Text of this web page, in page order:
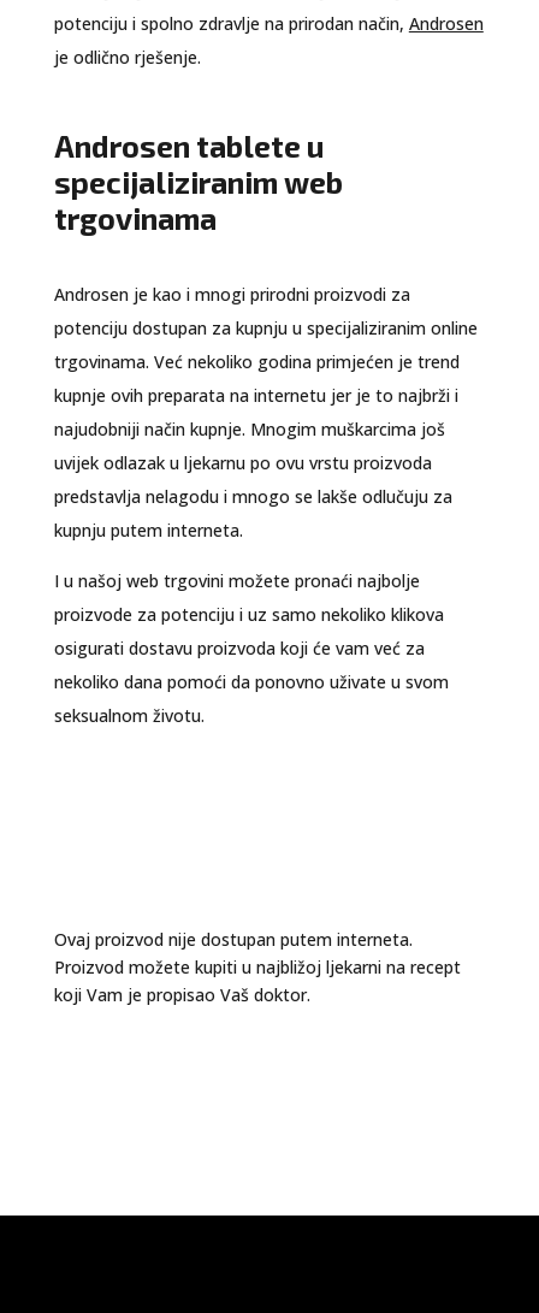
potenciju i spolno zdravlje na prirodan način, Androsen
je odlično rješenje.
Androsen tablete u
specijaliziranim web
trgovinama
Androsen je kao i mnogi prirodni proizvodi za
potenciju dostupan za kupnju u specijaliziranim online
trgovinama. Već nekoliko godina primjećen je trend
kupnje ovih preparata na internetu jer je to najbrži i
najudobniji način kupnje. Mnogim muškarcima još
uvijek odlazak u ljekarnu po ovu vrstu proizvoda
predstavlja nelagodu i mnogo se lakše odlučuju za
kupnju putem interneta.
I u našoj web trgovini možete pronaći najbolje
proizvode za potenciju i uz samo nekoliko klikova
osigurati dostavu proizvoda koji će vam već za
nekoliko dana pomoći da ponovno uživate u svom
seksualnom životu.
Ovaj proizvod nije dostupan putem interneta.
Proizvod možete kupiti u najbližoj ljekarni na recept
koji Vam je propisao Vaš doktor.